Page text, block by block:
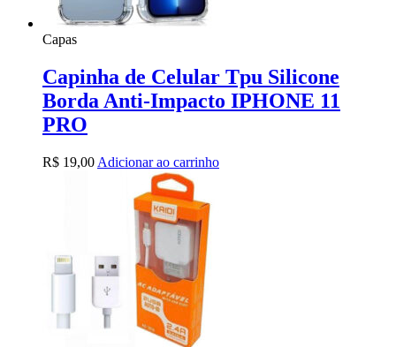
Capas
Capinha de Celular Tpu Silicone
Borda Anti-Impacto IPHONE 11
PRO
R$ 19,00 Adicionar ao carrinho